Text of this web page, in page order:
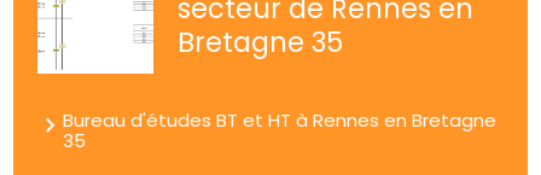
secteur de Rennes en
Bretagne 35
Bureau d'études BT et HT à Rennes en Bretagne
35